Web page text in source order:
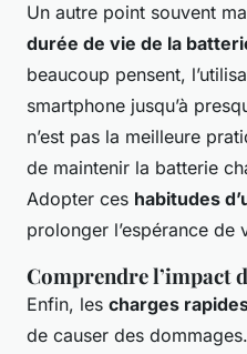
Un autre point souvent
durée de vie de la
beaucoup pensent,
smartphone jusqu’à
n’est pas la meilleure
de maintenir la batterie
Adopter ces habitudes
prolonger l’espérance de
Comprendre l’impact
Enfin, les charges
de causer des